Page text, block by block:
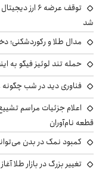
توقف عرضه ۶
شد
مدال طلا و رکوردشکنی؛
حمله تند لوئیز فیگو به
فناوری دید در شب
اعلام جزئیات مراسم
قطعه نام‌آوران
کمبود نمک در بدن
تغییر بزرگ در بازار طلا